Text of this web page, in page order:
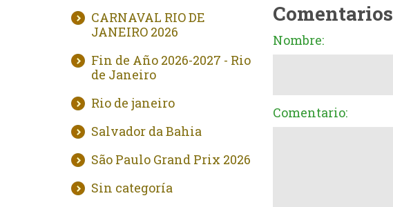
CARNAVAL RIO DE
JANEIRO 2026
Fin de Año 2026-2027 - Rio
de Janeiro
Rio de janeiro
Salvador da Bahia
São Paulo Grand Prix 2026
Sin categoría
Comentarios
Nombre:
Comentario: